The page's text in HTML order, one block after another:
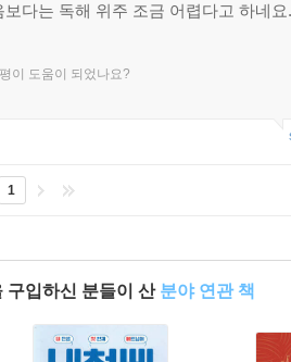
보다는 독해 위주 조금 어렵다고 하네요.
이 도움이 되었나요?
1
구입하신 분들이 산 분야 연관 책